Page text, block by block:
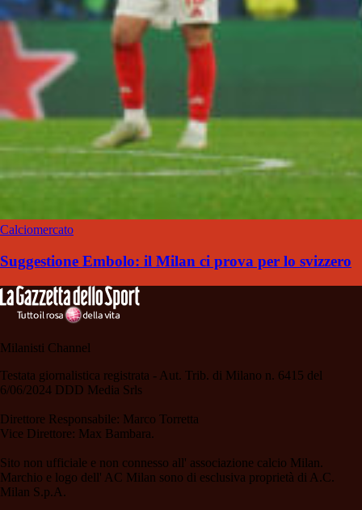
Calciomercato
Suggestione Embolo: il Milan ci prova per lo svizzero
Milanisti Channel
Testata giornalistica registrata - Aut. Trib. di Milano n. 6415 del
6/06/2024 DDD Media Srls
Direttore Responsabile: Marco Torretta
Vice Direttore: Max Bambara.
Sito non ufficiale e non connesso all' associazione calcio Milan.
Marchio e logo dell' AC Milan sono di esclusiva proprietà di A.C.
Milan S.p.A.